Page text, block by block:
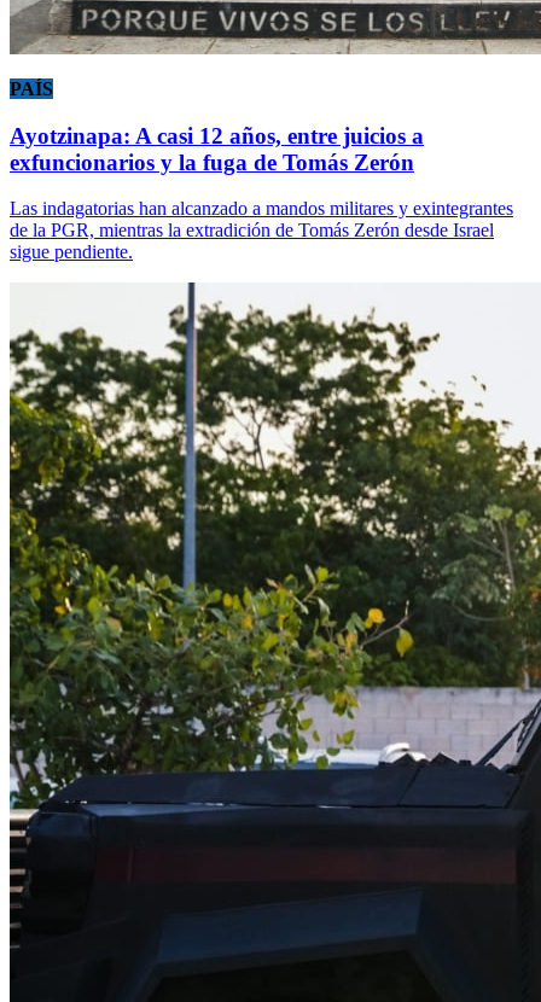
PAÍS
Ayotzinapa: A casi 12 años, entre juicios a
exfuncionarios y la fuga de Tomás Zerón
Las indagatorias han alcanzado a mandos militares y exintegrantes
de la PGR, mientras la extradición de Tomás Zerón desde Israel
sigue pendiente.